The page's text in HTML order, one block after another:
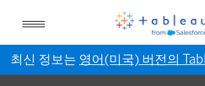
최신 정보는 영어(미국) 버전의